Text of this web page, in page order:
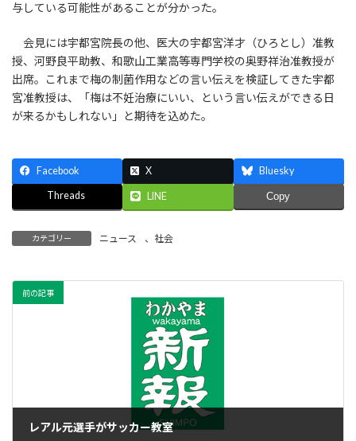
与している可能性があることが分かった。
会見には宇都宮院長の他、医大の宇都宮洋才（ひろとし）准教
授、河野良平助教、和歌山工業高等専門学校の奥野祥治准教授が
出席。これまで梅の制菌作用などの言い伝えを検証してきた宇都
宮准教授は、「梅は不妊治療にいい、という言い伝えができる日
が来るかもしれない」と期待を込めた。
Facebook X Bluesky
Threads LINE Copy
カテゴリー ニュース 、 社会
前の記事
レアル元選手がサッカー教室